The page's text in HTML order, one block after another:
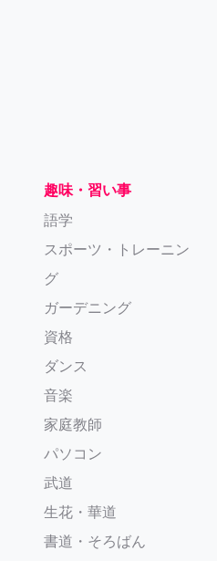
趣味・習い事
語学
スポーツ・トレーニン
グ
ガーデニング
資格
ダンス
音楽
家庭教師
パソコン
武道
生花・華道
書道・そろばん